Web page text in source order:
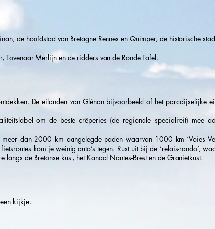
de hoofdstad van Bretagne Rennes en Quimper, de historische
Tovenaar Merlijn en de ridders van de Ronde Tafel.
De eilanden van Glénan bijvoorbeeld of het paradijselijke
om de beste crêperies (de regionale specialiteit) mee
dan 2000 km aangelegde paden waarvan 1000 km ‘Voies
kom je weinig auto’s tegen. Rust uit bij de ‘relais-rando’,
de Bretonse kust, het Kanaal Nantes-Brest en de Granietkust.
een kijkje.